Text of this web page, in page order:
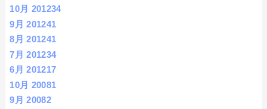
10月 201234
9月 201241
8月 201241
7月 201234
6月 201217
10月 20081
9月 20082